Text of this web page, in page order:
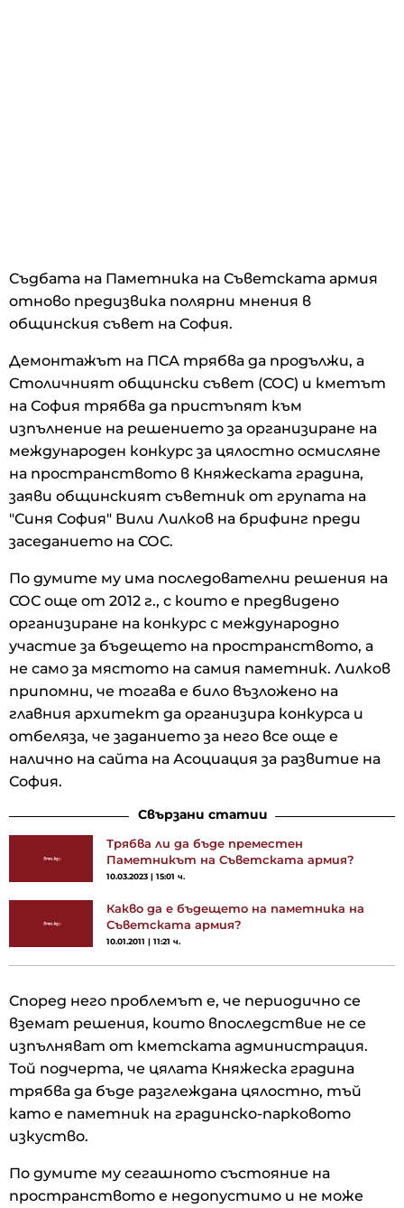
Съдбата на Паметника на Съветската армия
отново предизвика полярни мнения в
общинския съвет на София.
Демонтажът на ПСА трябва да продължи, а
Столичният общински съвет (СОС) и кметът
на София трябва да пристъпят към
изпълнение на решението за организиране на
международен конкурс за цялостно осмисляне
на пространството в Княжеската градина,
заяви общинският съветник от групата на
"Синя София" Вили Лилков на брифинг преди
заседанието на СОС.
По думите му има последователни решения на
СОС още от 2012 г., с които е предвидено
организиране на конкурс с международно
участие за бъдещето на пространството, а
не само за мястото на самия паметник. Лилков
припомни, че тогава е било възложено на
главния архитект да организира конкурса и
отбеляза, че заданието за него все още е
налично на сайта на Асоциация за развитие на
София.
Свързани статии
Трябва ли да бъде преместен
Паметникът на Съветската армия?
10.03.2023 | 15:01 ч.
Какво да е бъдещето на паметника на
Съветската армия?
10.01.2011 | 11:21 ч.
Според него проблемът е, че периодично се
вземат решения, които впоследствие не се
изпълняват от кметската администрация.
Той подчерта, че цялата Княжеска градина
трябва да бъде разглеждана цялостно, тъй
като е паметник на градинско-парковото
изкуство.
По думите му сегашното състояние на
пространството е недопустимо и не може